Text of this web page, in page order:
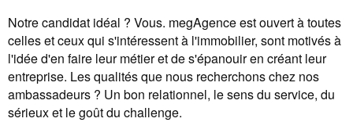
Notre candidat idéal ? Vous. megAgence est ouvert à toutes
celles et ceux qui s'intéressent à l'immobilier, sont motivés à
l'idée d'en faire leur métier et de s'épanouir en créant leur
entreprise. Les qualités que nous recherchons chez nos
ambassadeurs ? Un bon relationnel, le sens du service, du
sérieux et le goût du challenge.